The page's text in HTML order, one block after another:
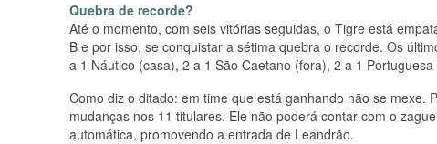
Quebra de recorde?
Até o momento, com seis vitórias seguidas, o Tigre está
B e por isso, se conquistar a sétima quebra o recorde. Os
a 1 Náutico (casa), 2 a 1 São Caetano (fora), 2 a 1
Como diz o ditado: em time que está ganhando não se mexe.
mudanças nos 11 titulares. Ele não poderá contar com o
automática, promovendo a entrada de Leandrão.